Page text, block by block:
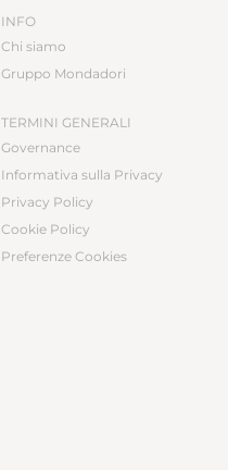
INFO
Chi siamo
Gruppo Mondadori
TERMINI GENERALI
Governance
Informativa sulla Privacy
Privacy Policy
Cookie Policy
Preferenze Cookies